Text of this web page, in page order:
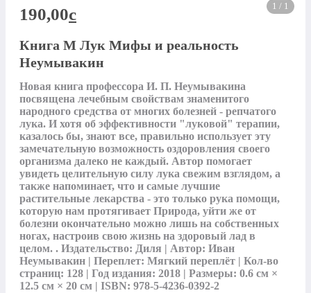
1 / 1
190,00c
Книга М Лук Мифы и реальность
Неумывакин
Новая книга профессора И. П. Неумывакина
посвящена лечебным свойствам знаменитого
народного средства от многих болезней - репчатого
лука. И хотя об эффективности "луковой" терапии,
казалось бы, знают все, правильно использует эту
замечательную возможность оздоровления своего
организма далеко не каждый. Автор помогает
увидеть целительную силу лука свежим взглядом, а
также напоминает, что и самые лучшие
растительные лекарства - это только рука помощи,
которую нам протягивает Природа, уйти же от
болезни окончательно можно лишь на собственных
ногах, настроив свою жизнь на здоровый лад в
целом. . Издательство: Диля | Автор: Иван
Неумывакин | Переплет: Мягкий переплёт | Кол-во
страниц: 128 | Год издания: 2018 | Размеры: 0.6 см ×
12.5 см × 20 см | ISBN: 978-5-4236-0392-2